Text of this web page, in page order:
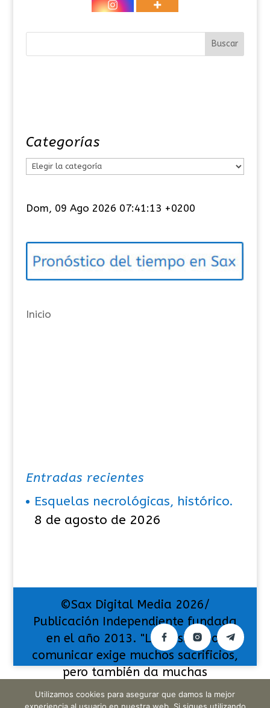
Categorías
e
o
í
s
Dom, 09 Ago 2026 07:41:13 +0200
Inicio
Entradas recientes
Esquelas necrológicas, histórico.
8 de agosto de 2026
©Sax Digital Media 2026/
Publicación Independiente fundada
en el año 2013. "La pasión por
comunicar exige muchos sacrificios,
pero también da muchas
satisfacciones".
Utilizamos cookies para asegurar que damos la mejor